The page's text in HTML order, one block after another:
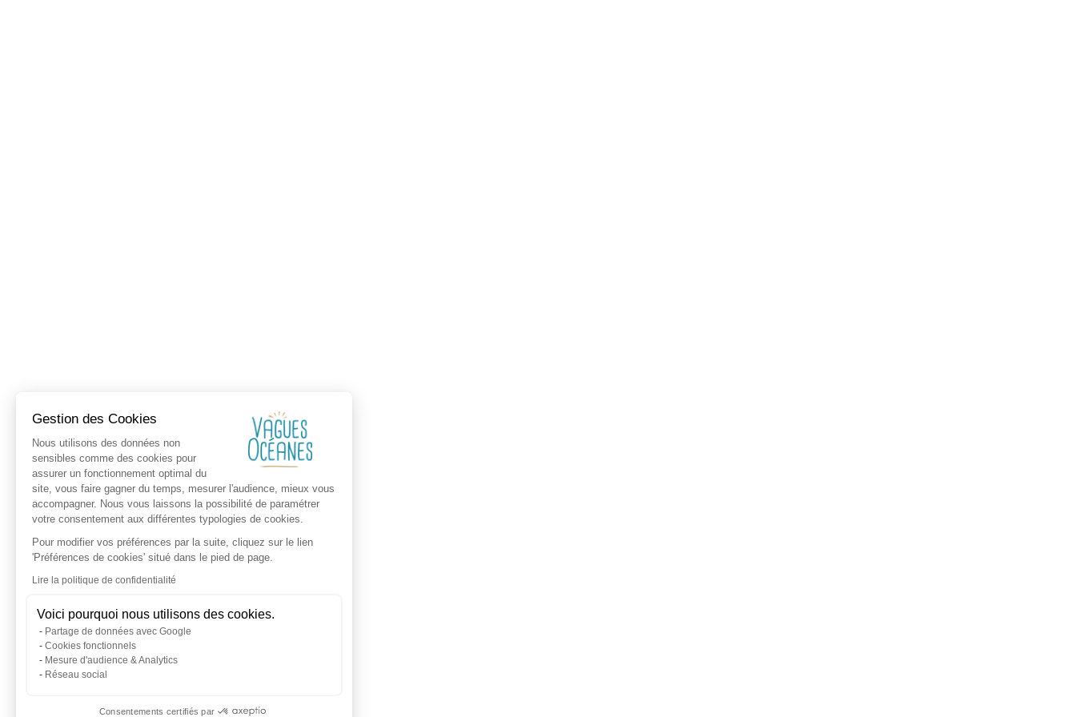
Gestion des Cookies
Nous utilisons des données non
sensibles comme des cookies pour
assurer un fonctionnement optimal du
site, vous faire gagner du temps, mesurer l'audience, mieux vous
accompagner. Nous vous laissons la possibilité de paramétrer
votre consentement aux différentes typologies de cookies.
Pour modifier vos préférences par la suite, cliquez sur le lien
'Préférences de cookies' situé dans le pied de page.
Lire la politique de confidentialité
Voici pourquoi nous utilisons des cookies.
Partage de données avec Google
Cookies fonctionnels
Mesure d'audience & Analytics
Réseau social
Consentements certifiés par